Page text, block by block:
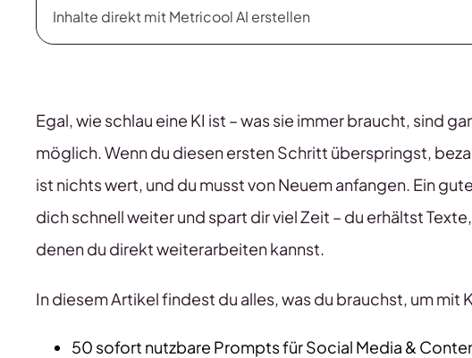
Inhalte direkt mit Metricool AI erstellen
Egal, wie schlau eine KI ist – was sie immer braucht, sind
möglich. Wenn du diesen ersten Schritt überspringst,
ist nichts wert, und du musst von Neuem anfangen. Ein
dich schnell weiter und spart dir viel Zeit – du erhältst
denen du direkt weiterarbeiten kannst.
In diesem Artikel findest du alles, was du brauchst, um mit
50 sofort nutzbare Prompts für Social Media &